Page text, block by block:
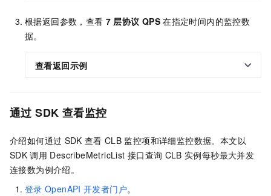
根据返回参数，查看 7 层协议 QPS 在指定时间内的监控数
据。
查看返回示例
通过 SDK 查看监控
介绍如何通过 SDK 查看 CLB 监控项和详细监控数据。本文以
SDK 调用 DescribeMetricList 接口查询 CLB 实例每秒最大并发
连接数为例介绍。
登录 OpenAPI 开发者门户。